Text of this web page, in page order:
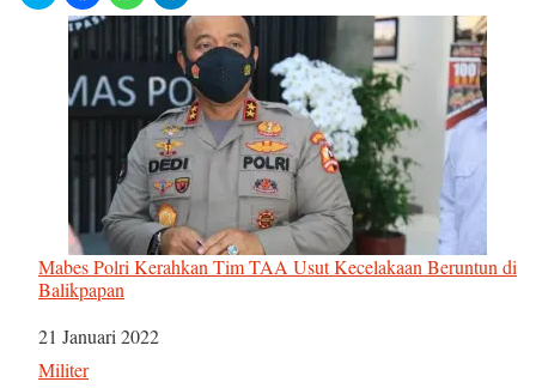
Mabes Polri Kerahkan Tim TAA Usut Kecelakaan Beruntun di
Balikpapan
Tanggal
21 Januari 2022
Sehubungan dengan
Militer